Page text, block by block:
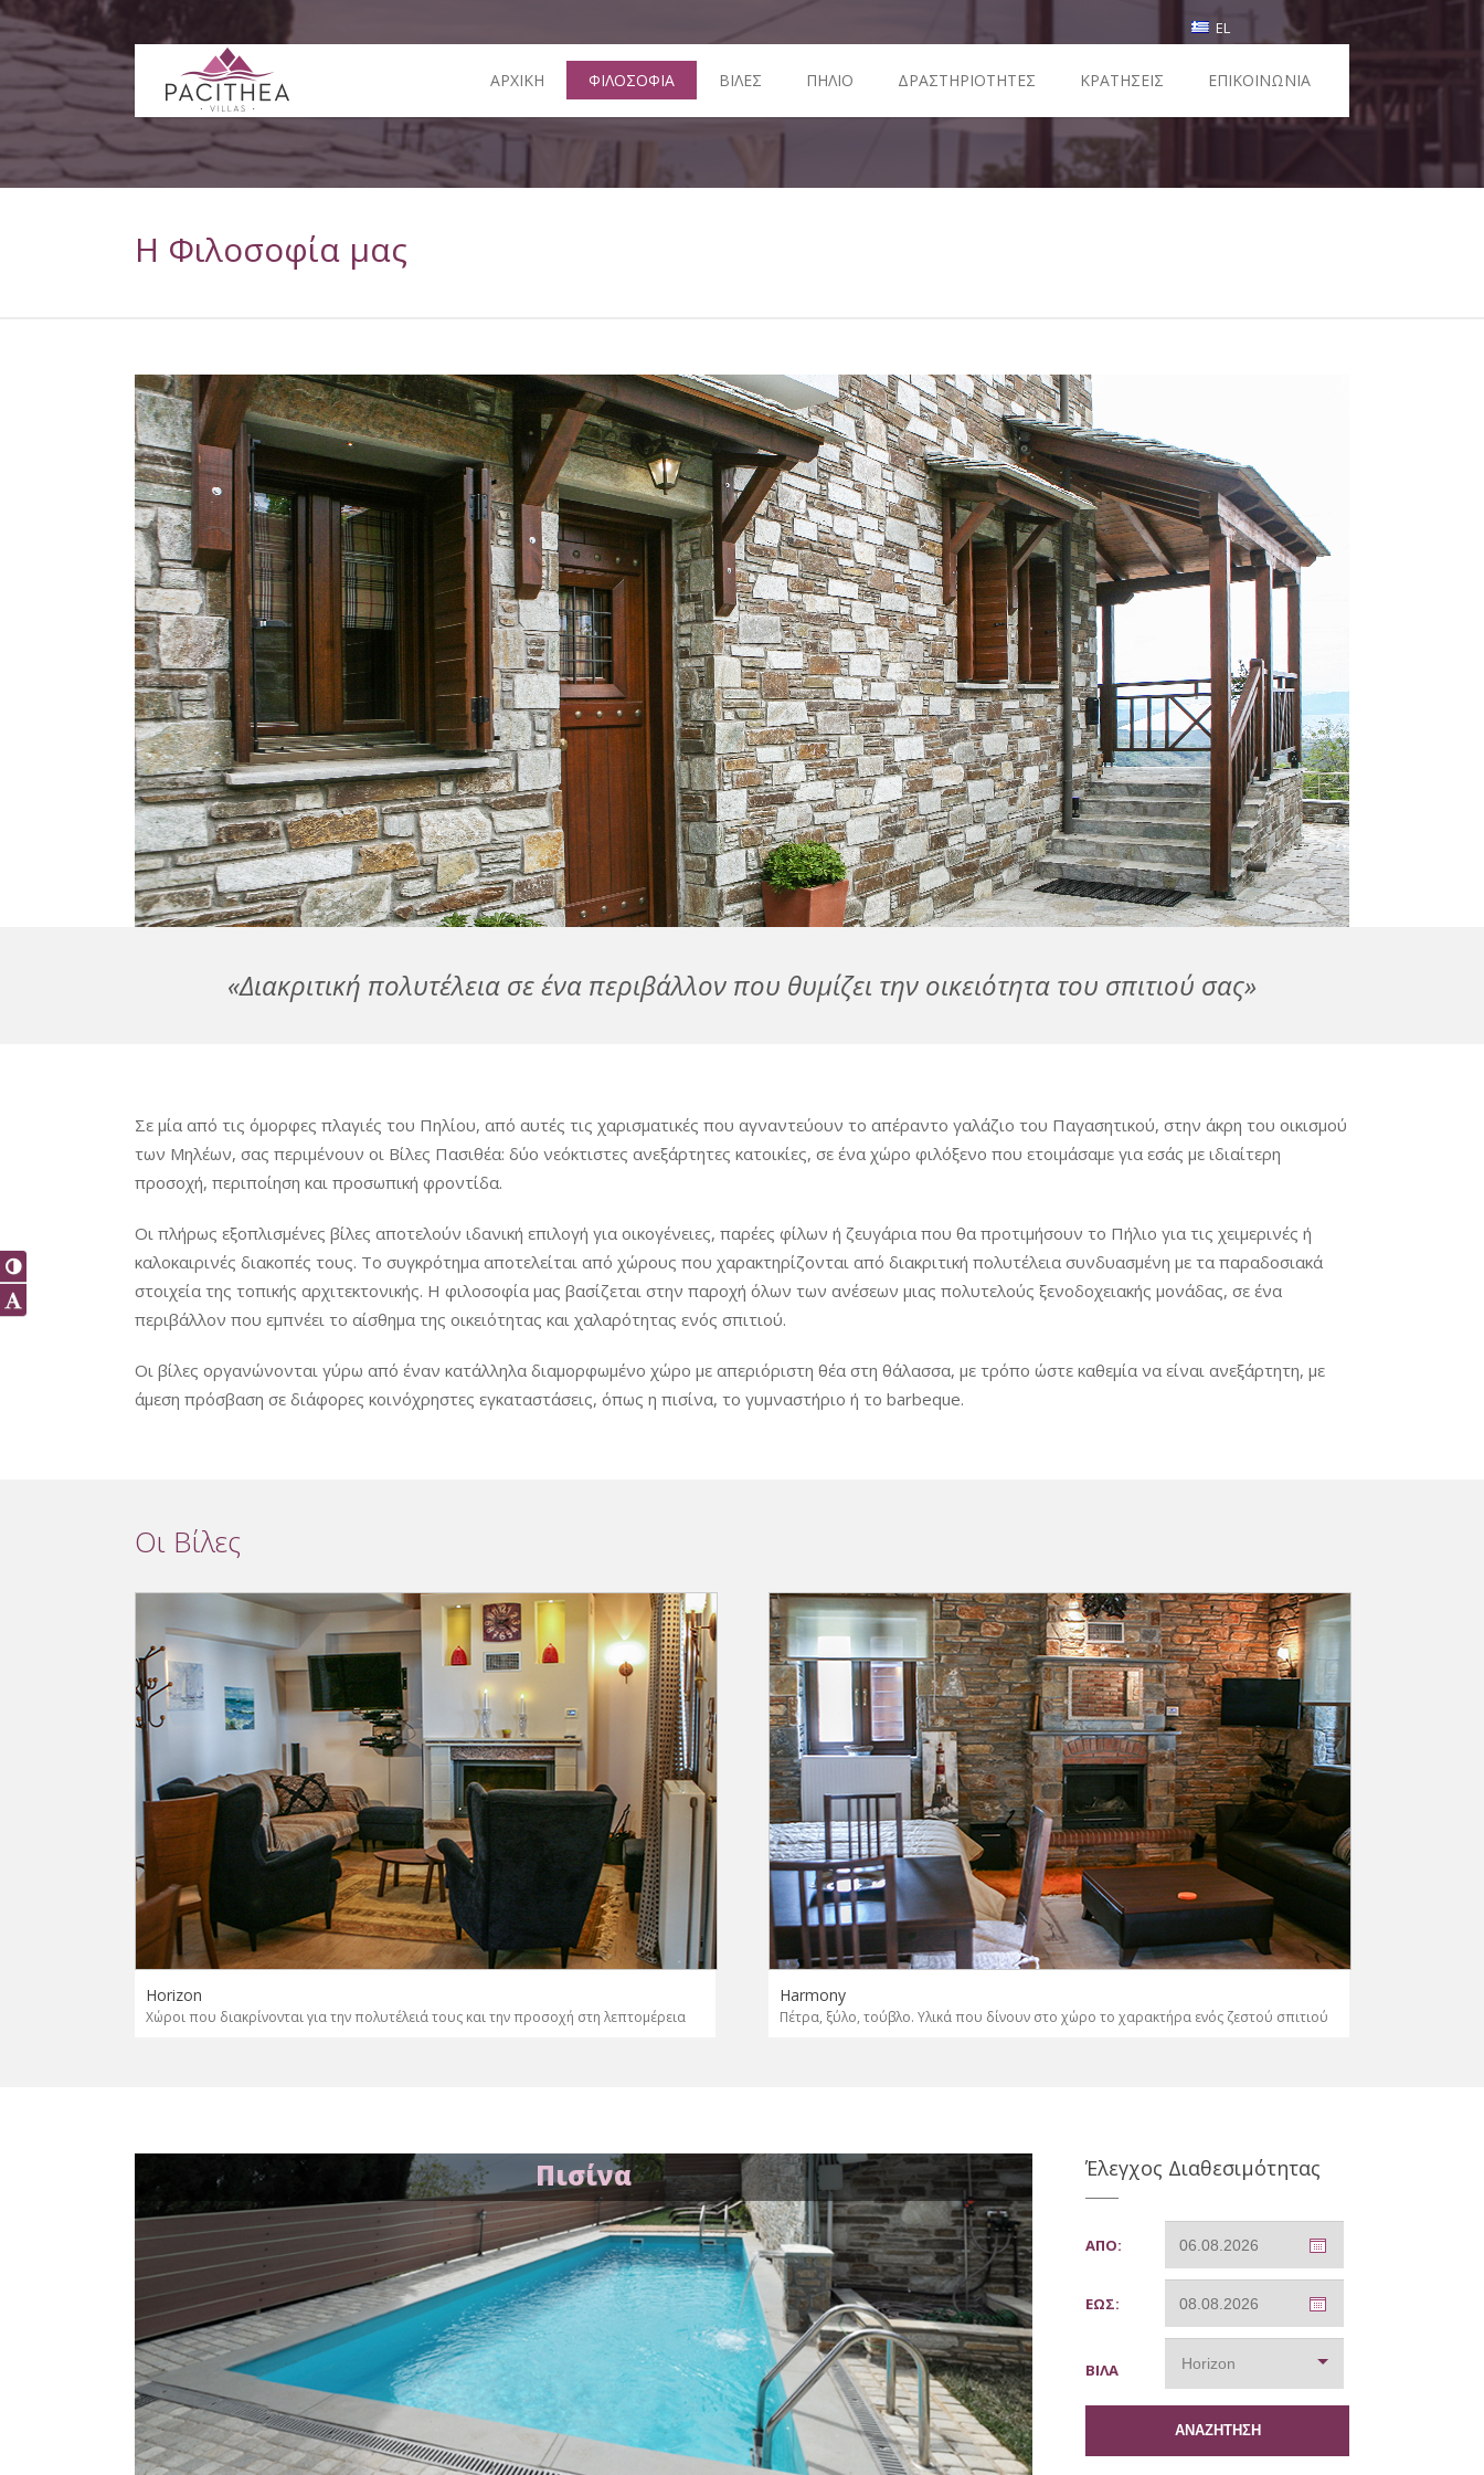
Εναλλαγή
Υψηλής
Αντίθεσης
Εναλλαγή
Μεγέθους
EL
ΑΡΧΙΚΗ ΦΙΛΟΣΟΦΙΑ ΒΙΛΕΣ ΠΗΛΙΟ ΔΡΑΣΤΗΡΙΟΤΗΤΕΣ ΚΡΑΤΗΣΕΙΣ ΕΠΙΚΟΙΝΩΝΙΑ
Η Φιλοσοφία μας
«Διακριτική πολυτέλεια σε ένα περιβάλλον που θυμίζει την οικειότητα του σπιτιού σας»
Σε μία από τις όμορφες πλαγιές του Πηλίου, από αυτές τις χαρισματικές που αγναντεύουν το απέραντο γαλάζιο του Παγασητικού, στην άκρη του οικισμού
των Μηλέων, σας περιμένουν οι Βίλες Πασιθέα: δύο νεόκτιστες ανεξάρτητες κατοικίες, σε ένα χώρο φιλόξενο που ετοιμάσαμε για εσάς με ιδιαίτερη
προσοχή, περιποίηση και προσωπική φροντίδα.
Οι πλήρως εξοπλισμένες βίλες αποτελούν ιδανική επιλογή για οικογένειες, παρέες φίλων ή ζευγάρια που θα προτιμήσουν το Πήλιο για τις χειμερινές ή
καλοκαιρινές διακοπές τους. Το συγκρότημα αποτελείται από χώρους που χαρακτηρίζονται από διακριτική πολυτέλεια συνδυασμένη με τα παραδοσιακά
στοιχεία της τοπικής αρχιτεκτονικής. Η φιλοσοφία μας βασίζεται στην παροχή όλων των ανέσεων μιας πολυτελούς ξενοδοχειακής μονάδας, σε ένα
περιβάλλον που εμπνέει το αίσθημα της οικειότητας και χαλαρότητας ενός σπιτιού.
Οι βίλες οργανώνονται γύρω από έναν κατάλληλα διαμορφωμένο χώρο με απεριόριστη θέα στη θάλασσα, με τρόπο ώστε καθεμία να είναι ανεξάρτητη, με
άμεση πρόσβαση σε διάφορες κοινόχρηστες εγκαταστάσεις, όπως η πισίνα, το γυμναστήριο ή το barbeque.
Οι Βίλες
Horizon
Χώροι που διακρίνονται για την πολυτέλειά τους και την προσοχή στη λεπτομέρεια
Harmony
Πέτρα, ξύλο, τούβλο. Υλικά που δίνουν στο χώρο το χαρακτήρα ενός ζεστού σπιτιού
Πισίνα Έλεγχος Διαθεσιμότητας
ΑΠΟ:
ΕΩΣ:
ΒΙΛΑ Horizon